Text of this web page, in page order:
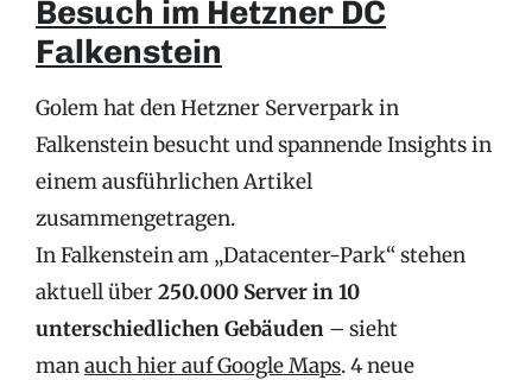
Besuch im Hetzner DC
Falkenstein
Golem hat den Hetzner Serverpark in
Falkenstein besucht und spannende Insights in
einem ausführlichen Artikel
zusammengetragen.
In Falkenstein am „Datacenter-Park“ stehen
aktuell über250.000 Server in 10
unterschiedlichen Gebäuden – sieht
manauch hier auf Google Maps. 4 neue